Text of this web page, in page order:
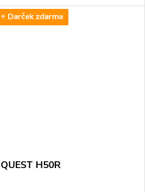
+ Darček zdarma
QUEST H50R